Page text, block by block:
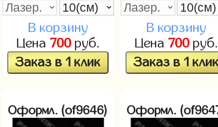
В корзину
Цена 700руб.
Заказ в 1 клик
В корзину
Цена 700руб.
Заказ в 1
Оформл. (of9646) Оформл.